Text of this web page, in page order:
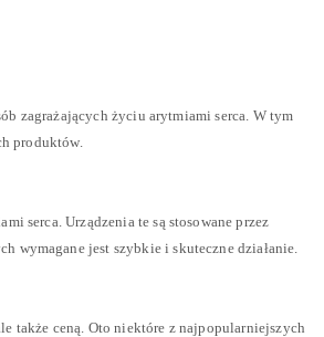
zagrażających życiu arytmiami serca. W tym
produktów.
serca. Urządzenia te są stosowane przez
wymagane jest szybkie i skuteczne działanie.
także ceną. Oto niektóre z najpopularniejszych